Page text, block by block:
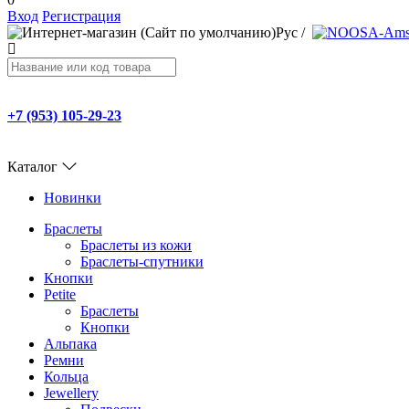
Вход Регистрация
Рус /
+7 (953) 105-29-23
Каталог
Новинки
Браслеты
Браслеты из кожи
Браслеты-спутники
Кнопки
Petite
Браслеты
Кнопки
Альпака
Ремни
Кольца
Jewellery